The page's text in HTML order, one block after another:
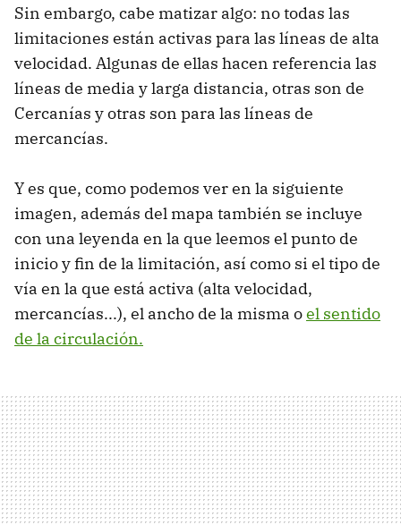
Sin embargo, cabe matizar algo: no todas las
limitaciones están activas para las líneas de alta
velocidad. Algunas de ellas hacen referencia las
líneas de media y larga distancia, otras son de
Cercanías y otras son para las líneas de
mercancías.
Y es que, como podemos ver en la siguiente
imagen, además del mapa también se incluye
con una leyenda en la que leemos el punto de
inicio y fin de la limitación, así como si el tipo de
vía en la que está activa (alta velocidad,
mercancías...), el ancho de la misma oel sentido
de la circulación.